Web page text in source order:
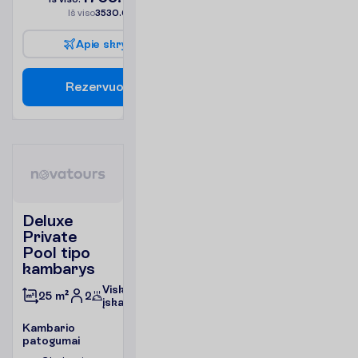
Iš viso3530.00
Apie skry
Rezervuo
Deluxe
Private
Pool tipo
kambarys
25 m² 2
Viskas
įskaičiuota
Kambario
patogumai